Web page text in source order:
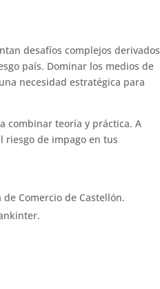
desafíos complejos derivados
país. Dominar los medios de
necesidad estratégica para
combinar teoría y práctica. A
riesgo de impago en tus
Comercio de Castellón.